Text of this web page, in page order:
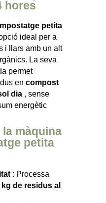
hores
petita
ideal per a
i llars amb un alt
La seva
permet
en compost
dia, sense
energètic
màquina
petita
: Processa
kg de residus al